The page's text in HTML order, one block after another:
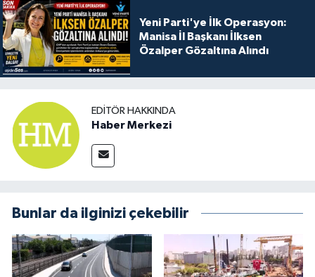
Yeni Parti'ye İlk Operasyon:
Manisa İl Başkanı İlksen
Özalper Gözaltına Alındı
EDITÖR HAKKINDA
Haber Merkezi
Bunlar da ilginizi çekebilir